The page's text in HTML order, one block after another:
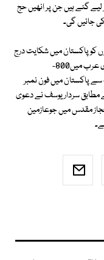
گئے ہیں جن پر انھیں حج
جائیں گی۔
کوپاکستان میں شکایت درج
کرانے کیلیے ٹول فری نمبر0800-77000 جبکہ سعودی عرب میں800-
سے پاکستان میں فون نمبر
لائن کے مطابق سرداریوسف نے دعوی
مقدس میں جوعازمین